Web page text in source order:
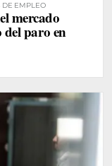
DE EMPLEO
mercado
paro en